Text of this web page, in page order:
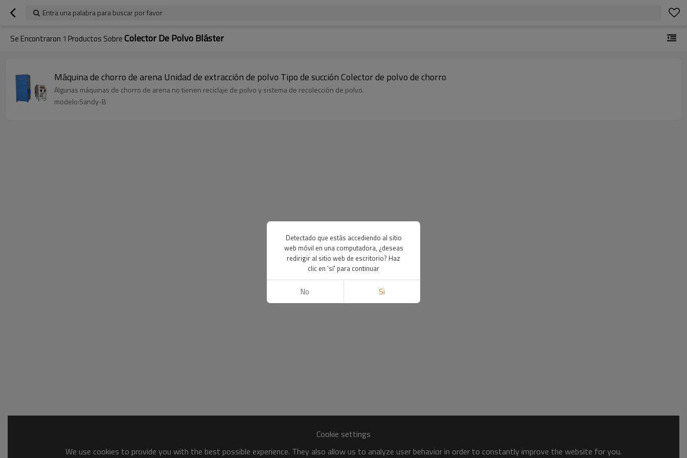
Entra una palabra para buscar por favor
Se Encontraron 1 Productos SobreColector De Polvo Bláster
Máquina de chorro de arena Unidad de extracción de polvo Tipo de succión Colector de polvo de chorro
Algunas máquinas de chorro de arena no tienen reciclaje de polvo y sistema de recolección de polvo.
modelo:Sandy-B
Cookie settings
We use cookies to provide you with the best possible experience. They also allow us to analyze user behavior in order to constantly improve the website for you.
Detectado que estás accediendo al sitio
web móvil en una computadora, ¿deseas
redirigir al sitio web de escritorio? Haz
clic en 'sí' para continuar
No Si